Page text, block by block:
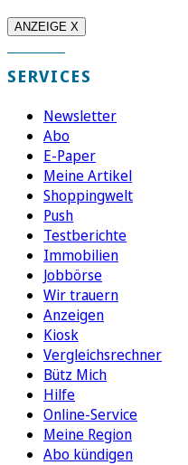
ANZEIGE X
SERVICES
Newsletter
Abo
E-Paper
Meine Artikel
Shoppingwelt
Push
Testberichte
Immobilien
Jobbörse
Wir trauern
Anzeigen
Kiosk
Vergleichsrechner
Bütz Mich
Hilfe
Online-Service
Meine Region
Abo kündigen